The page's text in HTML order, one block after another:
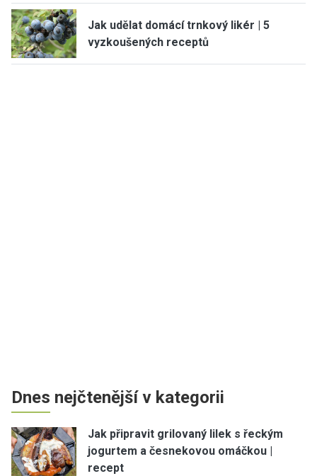
Jak udělat domácí trnkový likér | 5
vyzkoušených receptů
Dnes nejčtenější v kategorii
Jak připravit grilovaný lilek s řeckým
jogurtem a česnekovou omáčkou |
recept